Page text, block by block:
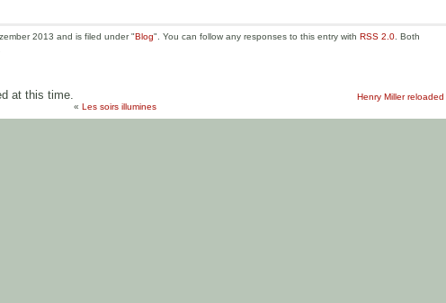
2013 and is filed under "Blog". You can follow any responses to this entry with RSS 2.0 . Both
at this time. Henry Miller reloaded
« Les soirs illumines